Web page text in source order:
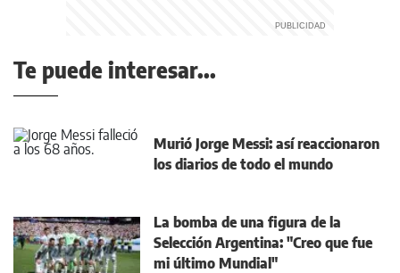
Te puede interesar...
Murió Jorge Messi: así reaccionaron
los diarios de todo el mundo
La bomba de una figura de la
Selección Argentina: "Creo que fue
mi último Mundial"